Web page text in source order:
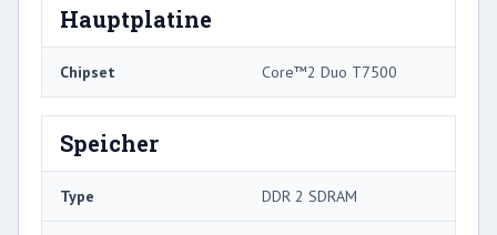
Hauptplatine
Chipset Core™2 Duo T7500
Speicher
Type DDR 2 SDRAM